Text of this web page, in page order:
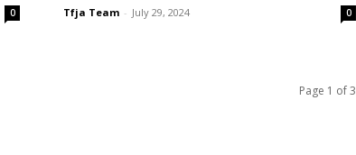
0 Tfja Team - July 29, 2024 0
Page 1 of 3